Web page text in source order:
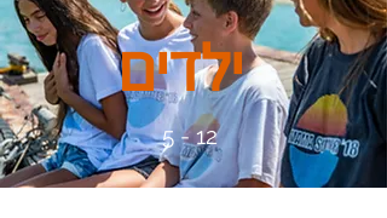
ילדים
5 - 12